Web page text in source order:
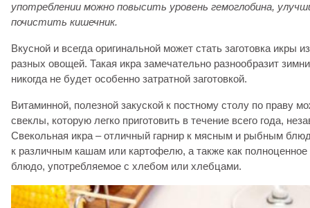
употреблении можно повысить уровень гемоглобина,
почистить кишечник.
Вкусной и всегда оригинальной может стать заготовка икры
разных овощей. Такая икра замечательно разнообразит
никогда не будет особенно затратной заготовкой.
Витаминной, полезной закуской к постному столу по праву
свеклы, которую легко приготовить в течение всего года,
Свекольная икра – отличный гарнир к мясным и рыбным
к различным кашам или картофелю, а также как полноценное
блюдо, употребляемое с хлебом или хлебцами.